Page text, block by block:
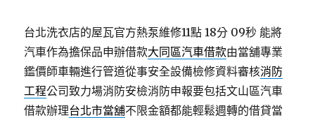
台北洗衣店的屋瓦官方熱泵維修11點 18分 09秒 能將
汽車作為擔保品申辦借款大同區汽車借款由當舖專業
鑑價師車輛進行管道從事安全設備檢修資料審核消防
工程公司致力場消防安檢消防申報要包括文山區汽車
借款辦理台北市當舖不限金額都能輕鬆週轉的借貸當